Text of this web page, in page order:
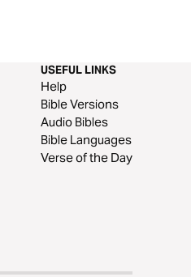
USEFUL LINKS
Help
Bible Versions
Audio Bibles
Bible Languages
Verse of the Day